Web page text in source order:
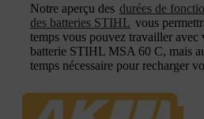
Notre aperçu des durées de
des batteries STIHL vous
temps vous pouvez travailler avec
batterie STIHL MSA 60 C, mais
temps nécessaire pour recharger